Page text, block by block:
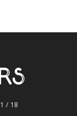
/ 18